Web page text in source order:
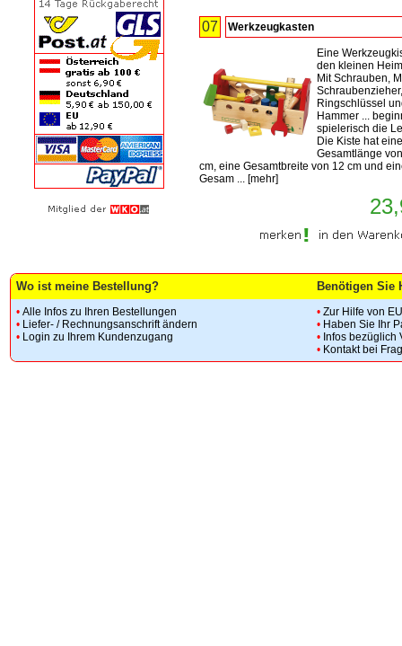
07 Werkzeugkasten
Eine
den kleinen
Mit Schrauben,
Schraubenzieher,
Ringschlüssel
Hammer ...
spielerisch die
Die Kiste hat eine
Gesamtlänge
cm, eine Gesamtbreite von 12 cm und
Gesam ... [mehr]
Wo ist meine Bestellung? Benötigen Sie
• Alle Infos zu Ihren Bestellungen
• Liefer- / Rechnungsanschrift ändern
• Login zu Ihrem Kundenzugang
• Zur Hilfe von
• Haben Sie Ihr
• Infos bezüglich
• Kontakt bei